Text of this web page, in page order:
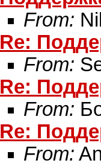
From:
Re:
From:
Re:
From:
Re:
From: